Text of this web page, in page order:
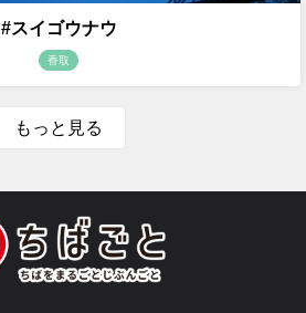
#スイゴウナウ
香取
もっと見る